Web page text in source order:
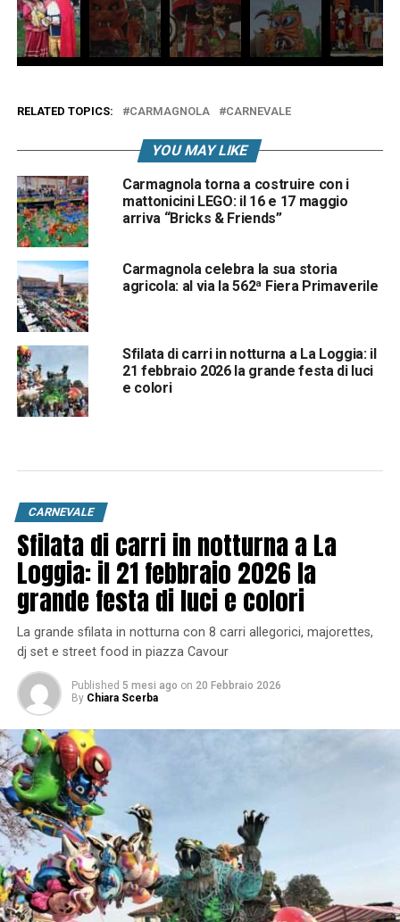
RELATED TOPICS: CARMAGNOLA CARNEVALE
YOU MAY LIKE
Carmagnola torna a costruire con i
mattonicini LEGO: il 16 e 17 maggio
arriva “Bricks & Friends”
Carmagnola celebra la sua storia
agricola: al via la 562ª Fiera Primaverile
Sfilata di carri in notturna a La Loggia: il
21 febbraio 2026 la grande festa di luci
e colori
CARNEVALE
Sfilata di carri in notturna a La
Loggia: il 21 febbraio 2026 la
grande festa di luci e colori
La grande sfilata in notturna con 8 carri allegorici, majorettes,
dj set e street food in piazza Cavour
Published 5 mesi ago on 20 Febbraio 2026
By Chiara Scerba